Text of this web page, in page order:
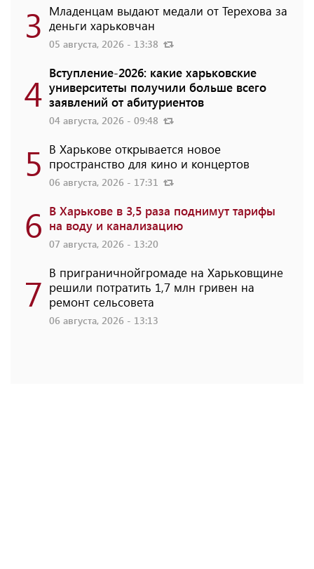
3 Младенцам выдают медали от Терехова за
деньги харьковчан
05 августа, 2026 - 13:38
4 Вступление-2026: какие харьковские
университеты получили больше всего
заявлений от абитуриентов
04 августа, 2026 - 09:48
5 В Харькове открывается новое
пространство для кино и концертов
06 августа, 2026 - 17:31
6 В Харькове в 3,5 раза поднимут тарифы
на воду и канализацию
07 августа, 2026 - 13:20
7 В приграничнойгромаде на Харьковщине
решили потратить 1,7 млн ​​гривен на
ремонт сельсовета
06 августа, 2026 - 13:13